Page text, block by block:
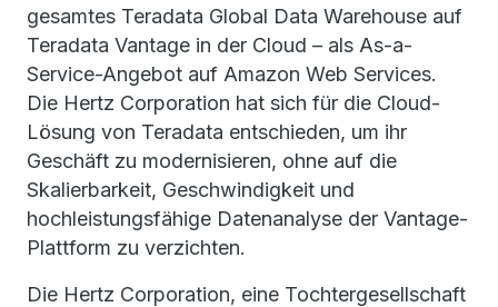
gesamtes Teradata Global Data Warehouse auf
Teradata Vantage in der Cloud – als As-a-
Service-Angebot auf Amazon Web Services.
Die Hertz Corporation hat sich für die Cloud-
Lösung von Teradata entschieden, um ihr
Geschäft zu modernisieren, ohne auf die
Skalierbarkeit, Geschwindigkeit und
hochleistungsfähige Datenanalyse der Vantage-
Plattform zu verzichten.
Die Hertz Corporation, eine Tochtergesellschaft